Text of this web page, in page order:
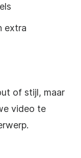
extra
of stijl, maar
video te